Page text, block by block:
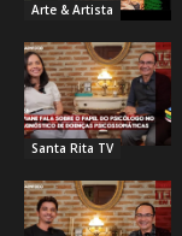
Arte & Artista
Santa Rita TV